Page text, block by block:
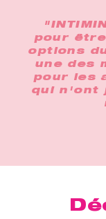
pour
options
une des
pour les
qui n'ont